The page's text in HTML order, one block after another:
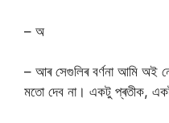
– অ
– আৰ সেগুলিৰ বৰ্ণনা আমি অই
মতো দেব না। একটু প্ৰতীক,